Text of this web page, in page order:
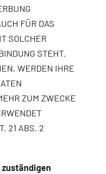
FÜR DAS
SOLCHER
STEHT.
WERDEN IHRE
ZUM ZWECKE
21 ABS. 2